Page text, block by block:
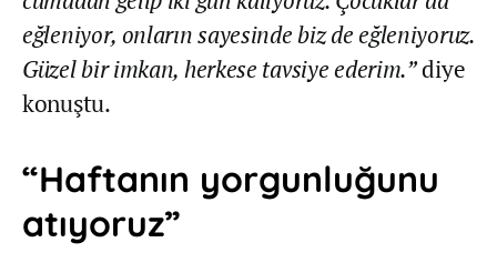
eğleniyor, onların sayesinde biz de eğleniyoruz.
Güzel bir imkan, herkese tavsiye ederim.”diye
konuştu.
“Haftanın yorgunluğunu
atıyoruz”